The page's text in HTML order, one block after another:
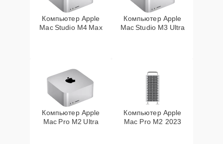
Компьютер Apple
Mac Studio M4 Max
Компьютер Apple
Mac Studio M3 Ultra
Компьютер Apple
Mac Pro M2 Ultra
Компьютер Apple
Mac Pro M2 2023